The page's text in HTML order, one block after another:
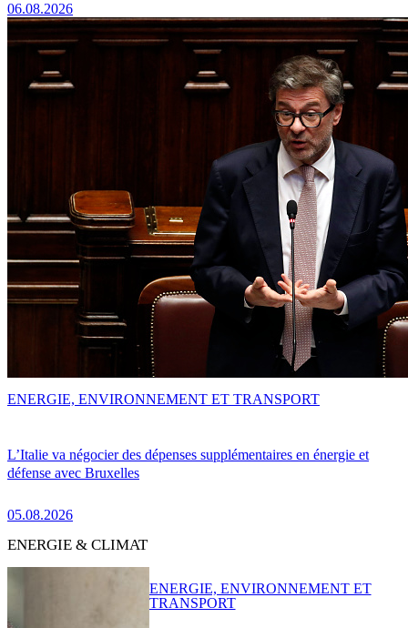
06.08.2026
L’Italie va négocier des dépenses supplémentaires en énergie et
défense avec Bruxelles
05.08.2026
ENERGIE, ENVIRONNEMENT ET TRANSPORT
ENERGIE & CLIMAT
ENERGIE, ENVIRONNEMENT ET
TRANSPORT